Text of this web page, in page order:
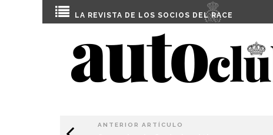
LA REVISTA DE LOS SOCIOS DEL RACE
ANTERIOR ARTÍCULO